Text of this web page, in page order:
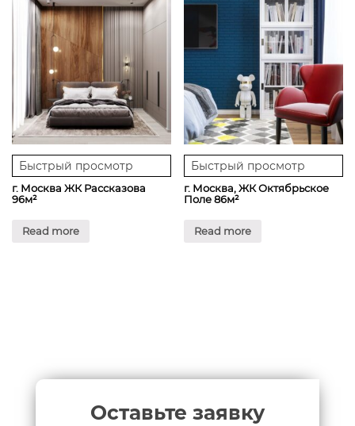
Быстрый просмотр
г. Москва ЖК Рассказова
96м²
Read more
Быстрый просмотр
г. Москва, ЖК Октябрьское
Поле 86м²
Read more
Оставьте заявку